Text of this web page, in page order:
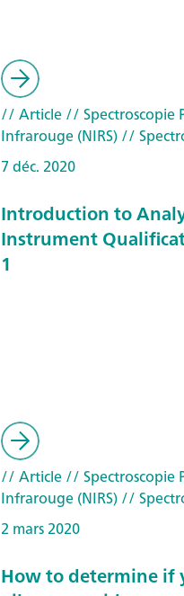
// Article// Spectroscopie
Infrarouge (NIRS)//
7 déc. 2020
Introduction to
Instrument
1
// Article// Spectroscopie
Infrarouge (NIRS)//
2 mars 2020
How to determine if